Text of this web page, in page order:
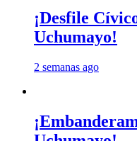
¡Desfile
Uchumayo!
2 semanas ago